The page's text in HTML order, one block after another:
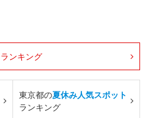
ランキング
東京都の夏休み人気スポット
ランキング